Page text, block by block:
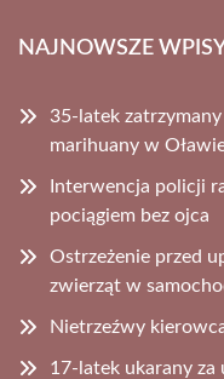
NAJNOWSZE
35-latek
marihuany w
Interwencja policji
pociągiem bez ojca
Ostrzeżenie przed
zwierząt w
Nietrzeźwy
17-latek ukarany za